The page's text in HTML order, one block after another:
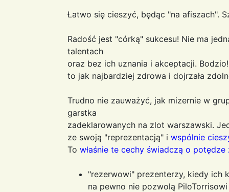
Łatwo się cieszyć, będąc "na afiszach".
Radość jest "córką" sukcesu! Nie ma
talentach
oraz bez ich uznania i akceptacji.
to jak najbardziej zdrowa i dojrzała
Trudno nie zauważyć, jak mizernie w
garstka
zadeklarowanych na zlot warszawski.
ze swoją "reprezentacją" i wspólnie
To właśnie te cechy świadczą o potędze
"rezerwowi" prezenterzy, kiedy ich
na pewno nie pozwolą